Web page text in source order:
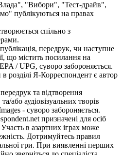
"Вибори", "Тест-драйв",
публікуються на правах
спільно з
передрук, чи наступне
що містить посилання на
/ UPG, суворо забороняється.
розділі Я-Корреспондент є автор
та відтворення
або аудіовізуальних творів
- суворо забороняється.
призначені для осіб
в азартних іграх може
Дотримуйтесь правил
гри. При виявленні перших